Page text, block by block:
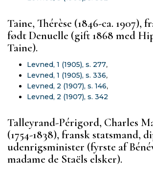
Taine, Thérèse (1846-ca. 1907),
født Denuelle (gift 1868 med
Taine).
Levned, 1 (1905), s. 277,
Levned, 1 (1905), s. 336,
Levned, 2 (1907), s. 146,
Levned, 2 (1907), s. 342
Talleyrand-Périgord, Charles
(1754-1838), fransk statsmand,
udenrigsminister (fyrste af
madame de Staëls elsker).